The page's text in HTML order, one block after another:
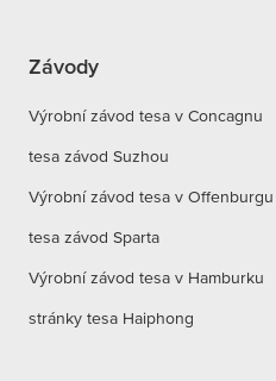
Závody
Výrobní závod tesa v Concagnu
tesa závod Suzhou
Výrobní závod tesa v Offenburgu
tesa závod Sparta
Výrobní závod tesa v Hamburku
stránky tesa Haiphong